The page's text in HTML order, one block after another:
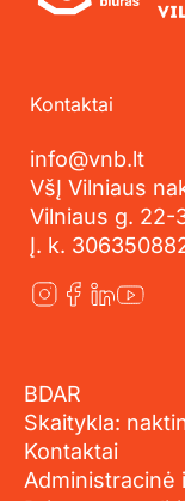
Kontaktai
info@vnb.lt
VšĮ Vilniaus
Vilniaus g. 22-
Į. k.
BDAR
Skaitykla:
Kontaktai
Administracinė